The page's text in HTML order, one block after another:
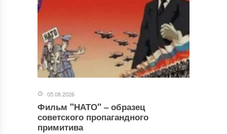
05.08.2026
Фильм "НАТО" ‒ образец
советского пропагандного
примитива